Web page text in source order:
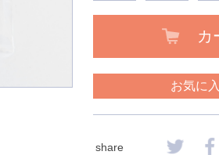
カ
お気に
share